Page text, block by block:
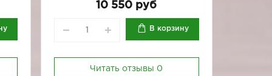
10 550 руб
В корзину
Читать отзывы 0